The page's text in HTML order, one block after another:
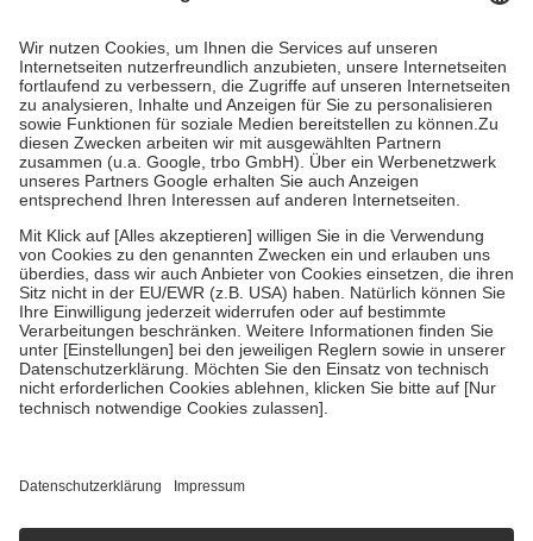
höchstens zehn Euro.
Es sind jedoch nie mehr als die tatsächlichen
Kosten der Leistung zu entrichten.
Diese Regeln gelten grundsätzlich auch für Online-Apotheken.
Bei Heilmitteln und häuslicher Krankenpflege beträgt die
Zuzahlung zehn Prozent der Kosten sowie zehn Euro je
Verordnung.
Um das Engagement der Versicherten für ihre eigene Gesundheit zu
stärken und die besondere Stellung der Familie zu unterstützen,
fallenkeine Zuzahlungenan bei:
• Kindern und Jugendlichen bis zum vollendeten 18. Lebensjahr
mit Ausnahme der Fahrkosten
• Untersuchungen zur Vorsorge und Früherkennung, die von der
GKV getragen werden
• empfohlenen Schutzimpfungen
• Harn- und Blutteststreifen
getroffen, um sicherzustellen, dass es sich um echte Bewertungen
https://help.etrusted.com/hc/de/articles/4419944605341